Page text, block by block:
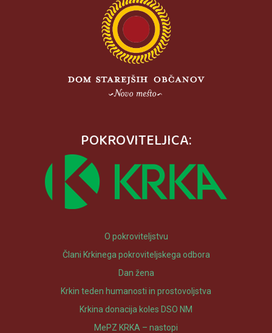
POKROVITELJICA:
O pokroviteljstvu
Člani Krkinega pokroviteljskega odbora
Dan žena
Krkin teden humanosti in prostovoljstva
Krkina donacija koles DSO NM
MePZ KRKA – nastopi